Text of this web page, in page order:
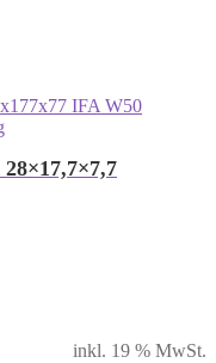
inkl. 19 % MwSt.